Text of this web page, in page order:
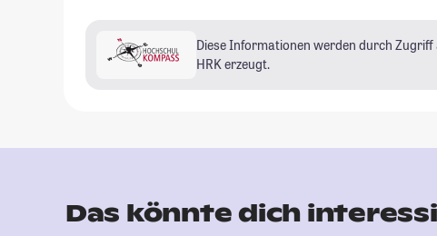
Diese Informationen werden durch Zugriff
HRK erzeugt.
Das könnte dich